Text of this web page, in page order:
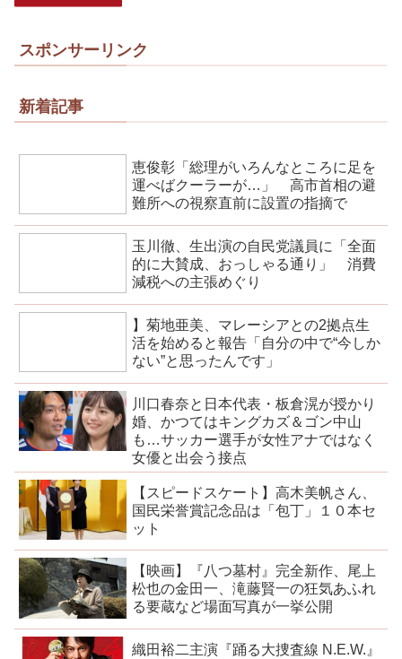
スポンサーリンク
新着記事
恵俊彰「総理がいろんなところに足を
運べばクーラーが…」 高市首相の避
難所への視察直前に設置の指摘で
玉川徹、生出演の自民党議員に「全面
的に大賛成、おっしゃる通り」 消費
減税への主張めぐり
】菊地亜美、マレーシアとの2拠点生
活を始めると報告「自分の中で“今しか
ない”と思ったんです」
川口春奈と日本代表・板倉滉が授かり
婚、かつてはキングカズ＆ゴン中山
も…サッカー選手が女性アナではなく
女優と出会う接点
【スピードスケート】高木美帆さん、
国民栄誉賞記念品は「包丁」１０本セ
ット
【映画】『八つ墓村』完全新作、尾上
松也の金田一、滝藤賢一の狂気あふれ
る要蔵など場面写真が一挙公開
織田裕二主演『踊る大捜査線 N.E.W.』